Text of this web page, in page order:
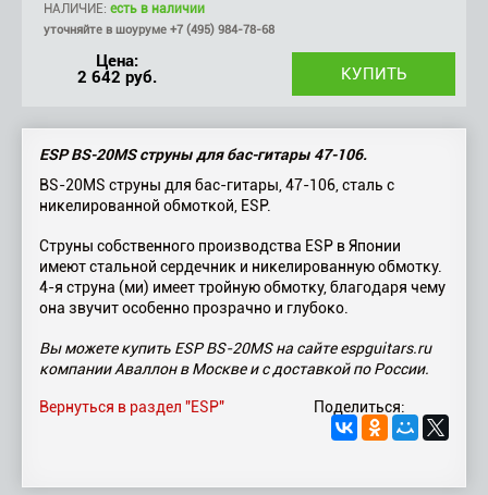
НАЛИЧИЕ: есть в наличии
уточняйте в шоуруме +7 (495) 984-78-68
Цена:
2 642 руб.
ESP BS-20MS струны для бас-гитары 47-106.
BS-20MS струны для бас-гитары, 47-106, сталь с
никелированной обмоткой, ESP.
Струны собственного производства ESP в Японии
имеют стальной сердечник и никелированную обмотку.
4-я струна (ми) имеет тройную обмотку, благодаря чему
она звучит особенно прозрачно и глубоко.
Вы можете купить ESP BS-20MS на сайте espguitars.ru
компании Аваллон в Москве и с доставкой по России.
Поделиться:
Вернуться в раздел "ESP"